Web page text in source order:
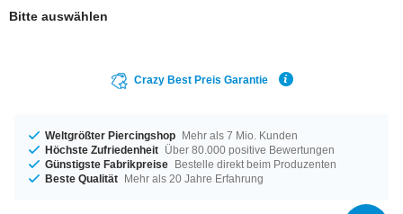
Bitte auswählen
Crazy Best Preis Garantie
Weltgrößter Piercingshop Mehr als 7 Mio. Kunden
Höchste Zufriedenheit Über 80.000 positive Bewertungen
Günstigste Fabrikpreise Bestelle direkt beim Produzenten
Beste Qualität Mehr als 20 Jahre Erfahrung